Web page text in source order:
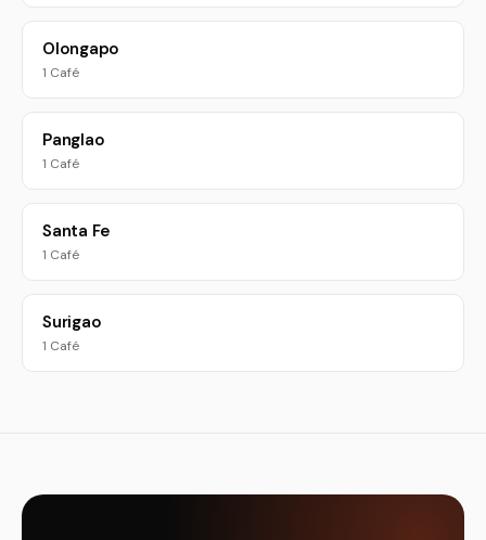
Olongapo
1 Café
Panglao
1 Café
Santa Fe
1 Café
Surigao
1 Café